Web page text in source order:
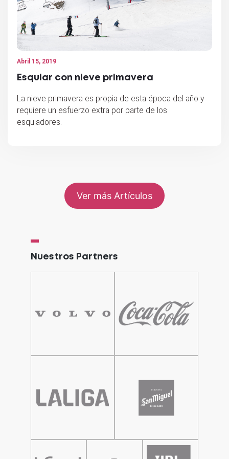
Abril 15, 2019
Esquiar con nieve primavera
La nieve primavera es propia de esta época del año y
requiere un esfuerzo extra por parte de los
esquiadores.
Ver más Artículos
Nuestros Partners